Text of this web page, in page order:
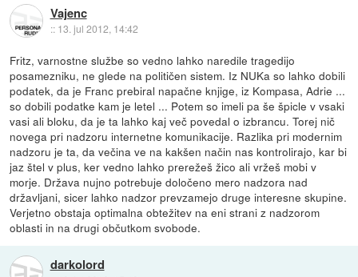
Vajenc
:: 13. jul 2012, 14:42
Fritz, varnostne službe so vedno lahko naredile tragedijo
posamezniku, ne glede na političen sistem. Iz NUKa so lahko dobili
podatek, da je Franc prebiral napačne knjige, iz Kompasa, Adrie ...
so dobili podatke kam je letel ... Potem so imeli pa še špicle v vsaki
vasi ali bloku, da je ta lahko kaj več povedal o izbrancu. Torej nič
novega pri nadzoru internetne komunikacije. Razlika pri modernim
nadzoru je ta, da večina ve na kakšen način nas kontrolirajo, kar bi
jaz štel v plus, ker vedno lahko prerežeš žico ali vržeš mobi v
morje. Država nujno potrebuje določeno mero nadzora nad
državljani, sicer lahko nadzor prevzamejo druge interesne skupine.
Verjetno obstaja optimalna obtežitev na eni strani z nadzorom
oblasti in na drugi občutkom svobode.
darkolord